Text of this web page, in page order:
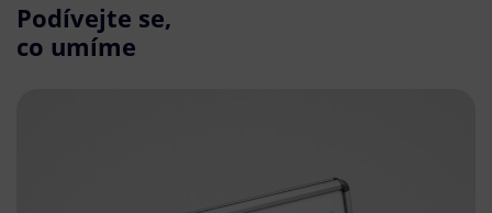
Podívejte se,
co umíme